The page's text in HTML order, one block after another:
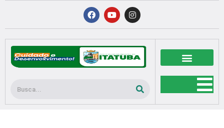
conteúdo
F
a
c
b
o
o
k
Y
o
u
u
b
e
I
n
s
a
g
r
a
Pesquisar